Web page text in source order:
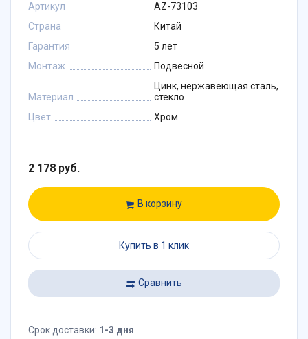
Артикул
AZ-73103
Страна
Китай
Гарантия
5 лет
Монтаж
Подвесной
Материал
Цинк, нержавеющая сталь,
стекло
Цвет
Хром
2 178 руб.
В корзину
Купить в 1 клик
Сравнить
Срок доставки: 1-3 дня